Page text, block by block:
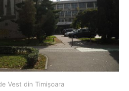
Vest din Timișoara